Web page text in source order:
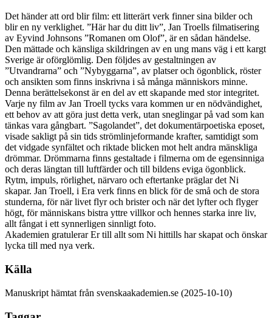
Det händer att ord blir film: ett litterärt verk finner sina bilder och
blir en ny verklighet. ”Här har du ditt liv”, Jan Troells filmatisering
av Eyvind Johnsons ”Romanen om Olof”, är en sådan händelse.
Den mättade och känsliga skildringen av en ung mans väg i ett kargt
Sverige är oförglömlig. Den följdes av gestaltningen av
”Utvandrarna” och ”Nybyggarna”, av platser och ögonblick, röster
och ansikten som finns inskrivna i så många människors minne.
Denna berättelsekonst är en del av ett skapande med stor integritet.
Varje ny film av Jan Troell tycks vara kommen ur en nödvändighet,
ett behov av att göra just detta verk, utan sneglingar på vad som kan
tänkas vara gångbart. ”Sagolandet”, det dokumentärpoetiska eposet,
visade sakligt på sin tids strömlinjeformande krafter, samtidigt som
det vidgade synfältet och riktade blicken mot helt andra mänskliga
drömmar. Drömmarna finns gestaltade i filmerna om de egensinniga
och deras längtan till luftfärder och till bildens eviga ögonblick.
Rytm, impuls, rörlighet, närvaro och eftertanke präglar det Ni
skapar. Jan Troell, i Era verk finns en blick för de små och de stora
stunderna, för när livet flyr och brister och när det lyfter och flyger
högt, för människans bistra yttre villkor och hennes starka inre liv,
allt fångat i ett synnerligen sinnligt foto.
Akademien gratulerar Er till allt som Ni hittills har skapat och önskar
lycka till med nya verk.
Källa
Manuskript hämtat från svenskaakademien.se (2025-10-10)